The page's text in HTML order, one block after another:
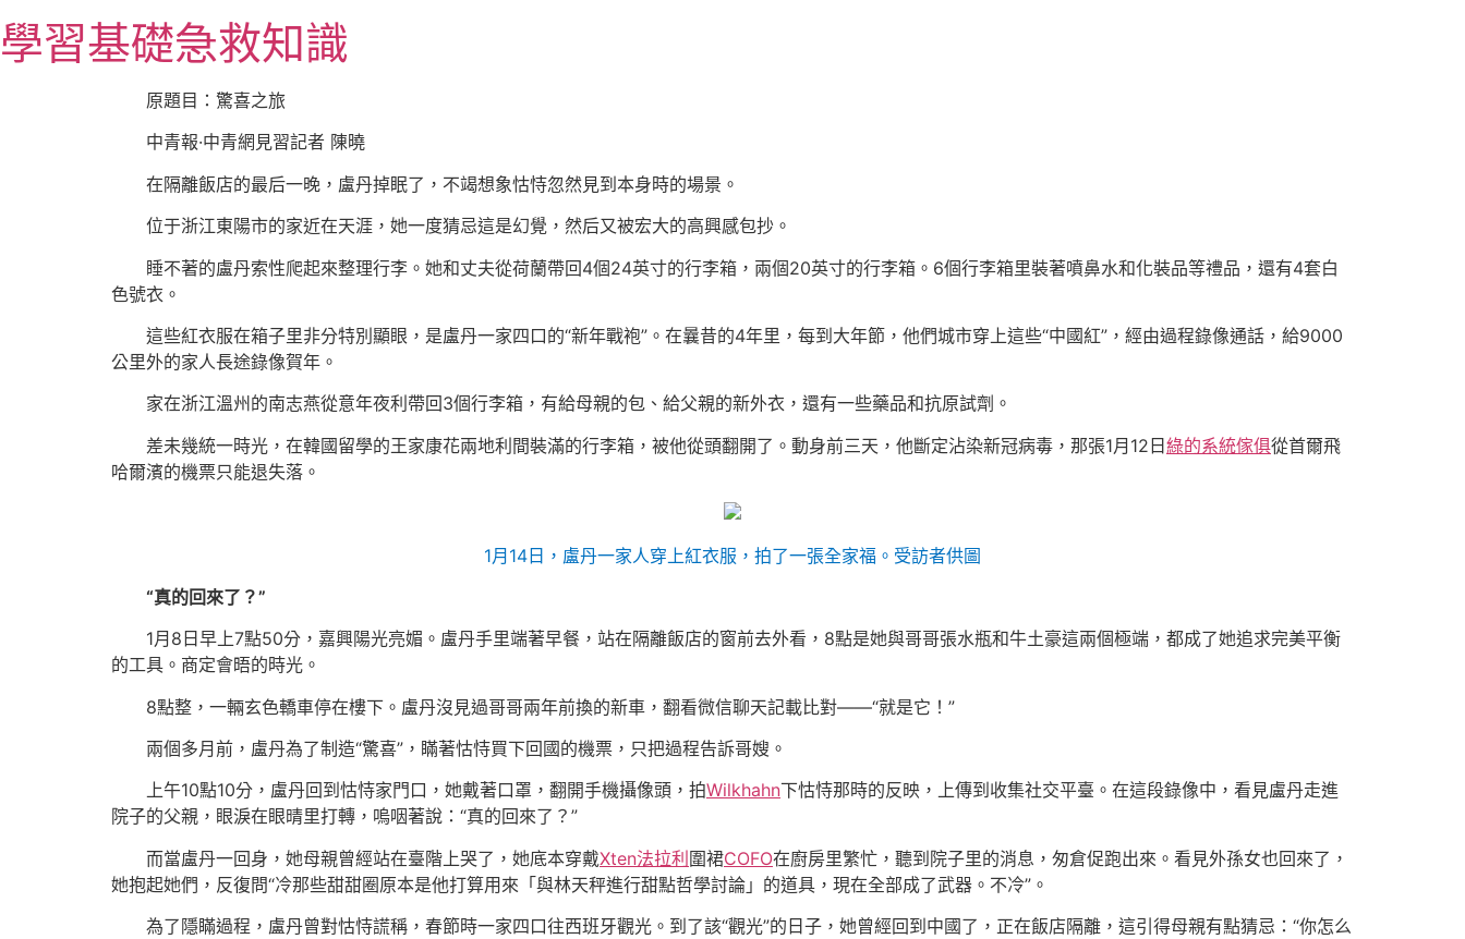
至
主
學習基礎急救知識
原題目：驚喜之旅
中青報·中青網見習記者 陳曉
在隔離飯店的最后一晚，盧丹掉眠了，不竭想象怙恃忽然見到本身時的場景。
位于浙江東陽市的家近在天涯，她一度猜忌這是幻覺，然后又被宏大的高興感包抄。
睡不著的盧丹索性爬起來整理行李。她和丈夫從荷蘭帶回4個24英寸的行李箱，兩個20英寸的行李箱。6個行李箱里裝著噴鼻水和化裝品等禮品，還有4套白
色號衣。
這些紅衣服在箱子里非分特別顯眼，是盧丹一家四口的“新年戰袍”。在曩昔的4年里，每到大年節，他們城市穿上這些“中國紅”，經由過程錄像通話，給9000
公里外的家人長途錄像賀年。
家在浙江溫州的南志燕從意年夜利帶回3個行李箱，有給母親的包、給父親的新外衣，還有一些藥品和抗原試劑。
差未幾統一時光，在韓國留學的王家康花兩地利間裝滿的行李箱，被他從頭翻開了。動身前三天，他斷定沾染新冠病毒，那張1月12日綠的系統傢俱從首爾飛
哈爾濱的機票只能退失落。
1月14日，盧丹一家人穿上紅衣服，拍了一張全家福。受訪者供圖
“真的回來了？”
1月8日早上7點50分，嘉興陽光亮媚。盧丹手里端著早餐，站在隔離飯店的窗前去外看，8點是她與哥哥張水瓶和牛土豪這兩個極端，都成了她追求完美平衡
的工具。商定會晤的時光。
8點整，一輛玄色轎車停在樓下。盧丹沒見過哥哥兩年前換的新車，翻看微信聊天記載比對——“就是它！”
兩個多月前，盧丹為了制造“驚喜”，瞞著怙恃買下回國的機票，只把過程告訴哥嫂。
上午10點10分，盧丹回到怙恃家門口，她戴著口罩，翻開手機攝像頭，拍Wilkhahn下怙恃那時的反映，上傳到收集社交平臺。在這段錄像中，看見盧丹走進
院子的父親，眼淚在眼晴里打轉，嗚咽著說：“真的回來了？”
而當盧丹一回身，她母親曾經站在臺階上哭了，她底本穿戴Xten法拉利圍裙COFO在廚房里繁忙，聽到院子里的消息，匆倉促跑出來。看見外孫女也回來了，
她抱起她們，反復問“冷那些甜甜圈原本是他打算用來「與林天秤進行甜點哲學討論」的道具，現在全部成了武器。不冷”。
為了隱瞞過程，盧丹曾對怙恃謊稱，春節時一家四口往西班牙觀光。到了該“觀光”的日子，她曾經回到中國了，正在飯店隔離，這引得母親有點猜忌：“你怎么